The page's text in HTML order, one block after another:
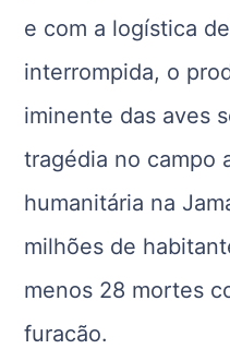
e com a logística
interrompida, o
iminente das aves
tragédia no campo
humanitária na
milhões de
menos 28 mortes
furacão.